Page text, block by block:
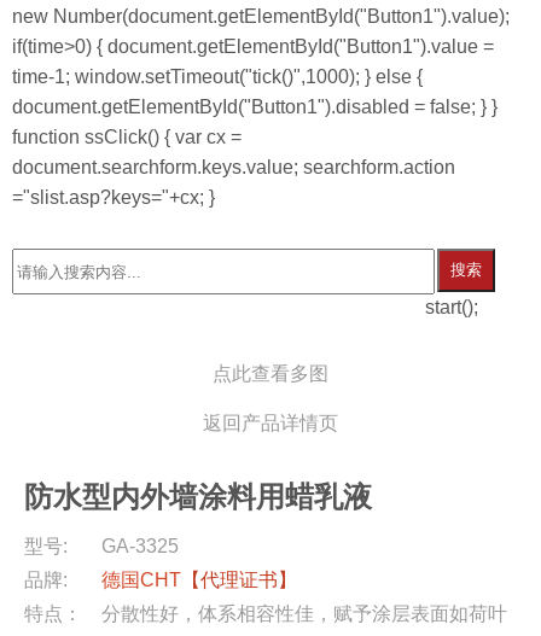
new Number(document.getElementById("Button1").value);
if(time>0) { document.getElementById("Button1").value =
time-1; window.setTimeout("tick()",1000); } else {
document.getElementById("Button1").disabled = false; } }
function ssClick() { var cx =
document.searchform.keys.value; searchform.action
="slist.asp?keys="+cx; }
搜索
start();
点此查看多图
返回产品详情页
防水型内外墙涂料用蜡乳液
型号:
GA-3325
品牌:
德国CHT 【代理证书】
特点：
分散性好，体系相容性佳，赋予涂层表面如荷叶